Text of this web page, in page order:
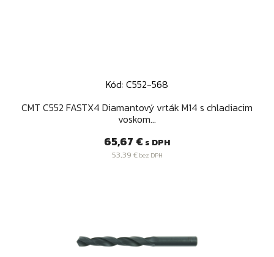
Kód: C552-568
CMT C552 FASTX4 Diamantový vrták M14 s chladiacim
voskom...
Cena
65,67 € s DPH
53,39 €bez DPH